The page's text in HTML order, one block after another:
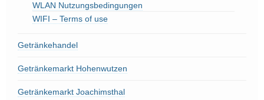
WLAN Nutzungsbedingungen
WIFI – Terms of use
Getränkehandel
Getränkemarkt Hohenwutzen
Getränkemarkt Joachimsthal